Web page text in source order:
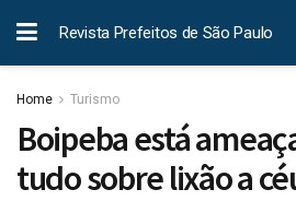
Revista Prefeitos de São Paulo
Home Turismo
Boipeba está
tudo sobre lixão a